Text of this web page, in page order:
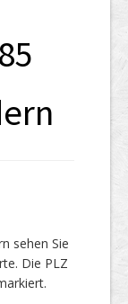
sehen Sie
Die PLZ